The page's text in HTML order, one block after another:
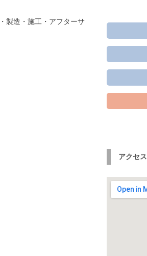
製造・施工・アフターサ
アクセス